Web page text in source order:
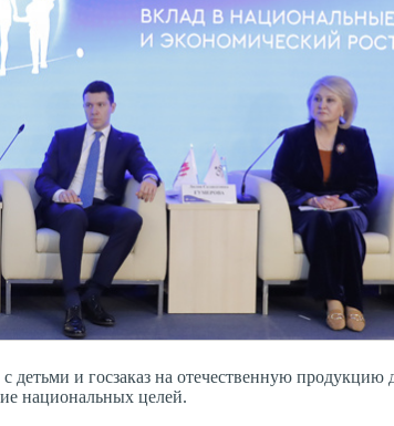
детьми и госзаказ на отечественную продукцию
национальных целей.